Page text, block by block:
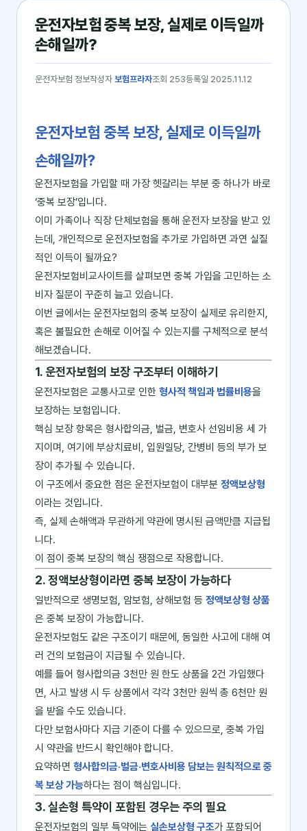
운전자보험 중복 보장, 실제로 이득일까
손해일까?
운전자보험 정보작성자 보험프라자조회 253등록일 2025.11.12
운전자보험 중복 보장, 실제로 이득일까
손해일까?
운전자보험을 가입할 때 가장 헷갈리는 부분 중 하나가 바로
‘중복 보장’입니다.
이미 가족이나 직장 단체보험을 통해 운전자 보장을 받고 있
는데, 개인적으로 운전자보험을 추가로 가입하면 과연 실질
적인 이득이 될까요?
운전자보험비교사이트를 살펴보면 중복 가입을 고민하는 소
비자 질문이 꾸준히 늘고 있습니다.
이번 글에서는 운전자보험의 중복 보장이 실제로 유리한지,
혹은 불필요한 손해로 이어질 수 있는지를 구체적으로 분석
해보겠습니다.
1. 운전자보험의 보장 구조부터 이해하기
운전자보험은 교통사고로 인한 형사적 책임과 법률비용을
보장하는 보험입니다.
핵심 보장 항목은 형사합의금, 벌금, 변호사 선임비용 세 가
지이며, 여기에 부상치료비, 입원일당, 간병비 등의 부가 보
장이 추가될 수 있습니다.
이 구조에서 중요한 점은 운전자보험이 대부분 정액보상형
이라는 것입니다.
즉, 실제 손해액과 무관하게 약관에 명시된 금액만큼 지급됩
니다.
이 점이 중복 보장의 핵심 쟁점으로 작용합니다.
2. 정액보상형이라면 중복 보장이 가능하다
일반적으로 생명보험, 암보험, 상해보험 등 정액보상형 상품
은 중복 보장이 가능합니다.
운전자보험도 같은 구조이기 때문에, 동일한 사고에 대해 여
러 건의 보험금이 지급될 수 있습니다.
예를 들어 형사합의금 3천만 원 한도 상품을 2건 가입했다
면, 사고 발생 시 두 상품에서 각각 3천만 원씩 총 6천만 원
을 받을 수도 있습니다.
다만 보험사마다 지급 기준이 다를 수 있으므로, 중복 가입
시 약관을 반드시 확인해야 합니다.
요약하면 형사합의금·벌금·변호사비용 담보는 원칙적으로 중
복 보상 가능하다는 점이 핵심입니다.
3. 실손형 특약이 포함된 경우는 주의 필요
운전자보험의 일부 특약에는 실손보상형 구조가 포함되어